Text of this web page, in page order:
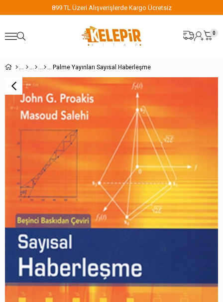
899 TL Üzeri Alışverişlerde Kargo Ücretsiz
0
Palme Yayınları Sayısal Haberleşme